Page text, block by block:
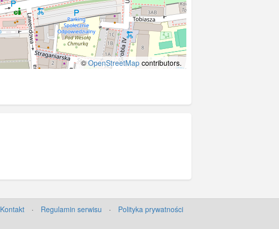
©OpenStreetMap contributors.
Kontakt · Regulamin serwisu · Polityka prywatności